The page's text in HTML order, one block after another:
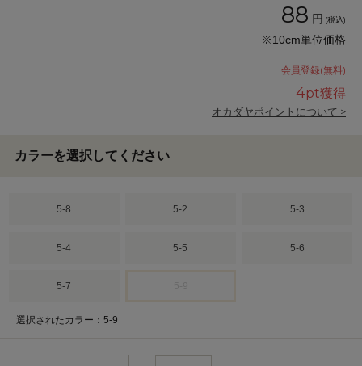
88 円 (税込)
※10cm単位価格
会員登録(無料)
4pt獲得
オカダヤポイントについて >
カラーを選択してください
5-8 5-2 5-3
5-4 5-5 5-6
5-7
選択されたカラー：5-9